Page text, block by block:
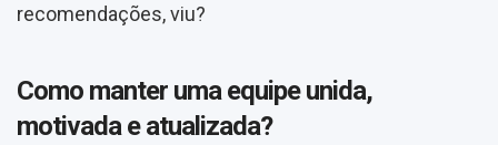
recomendações, viu?
Como manter uma equipe unida,
motivada e atualizada?